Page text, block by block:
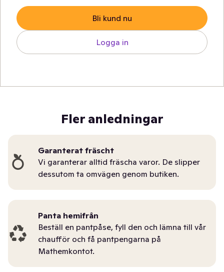
Bli kund nu
Logga in
Fler anledningar
Garanterat fräscht
Vi garanterar alltid fräscha varor. De slipper
dessutom ta omvägen genom butiken.
Panta hemifrån
Beställ en pantpåse, fyll den och lämna till vår
chaufför och få pantpengarna på
Mathemkontot.